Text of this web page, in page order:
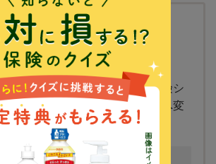
険クリニックが
はじめての方へ
ルタントが、オリジナルの保険シ
の不安や疑問を、安心や納得へ変